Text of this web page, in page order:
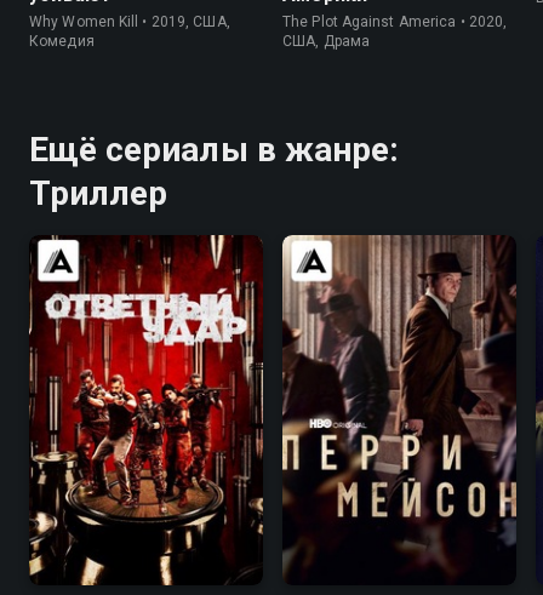
Why Women Kill • 2019, США,
Комедия
The Plot Against America • 2020,
США, Драма
Ещё сериалы в жанре:
Триллер
7.5